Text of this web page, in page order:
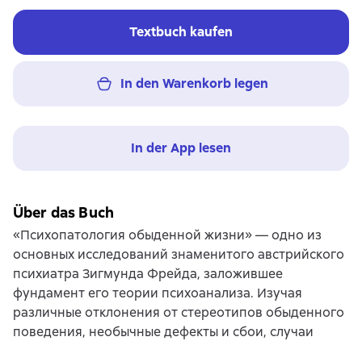
Textbuch kaufen
In den Warenkorb legen
In der App lesen
Über das Buch
«Психопатология обыденной жизни» — одно из
основных исследований знаменитого австрийского
психиатра Зигмунда Фрейда, заложившее
фундамент его теории психоанализа. Изучая
различные отклонения от стереотипов обыденного
поведения, необычные дефекты и сбои, случаи